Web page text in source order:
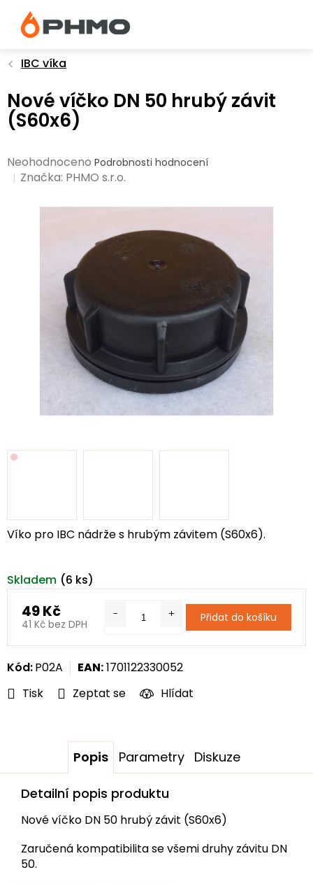
obsah
IBC víka
Nové víčko DN 50 hrubý závit
(S60x6)
Průměrné
hodnocení
Neohodnoceno Podrobnosti hodnocení
Značka: PHMO s.r.o.
Víko pro IBC nádrže s hrubým závitem (S60x6).
Tisk Zeptat se Hlídat
Kód:P02A EAN:1701122330052
Skladem (6 ks)
49 Kč
41 Kč bez DPH Přidat do košíku
Popis Parametry Diskuze
Detailní popis produktu
Nové víčko DN 50 hrubý závit (S60x6)
Zaručená kompatibilita se všemi druhy závitu DN
50.